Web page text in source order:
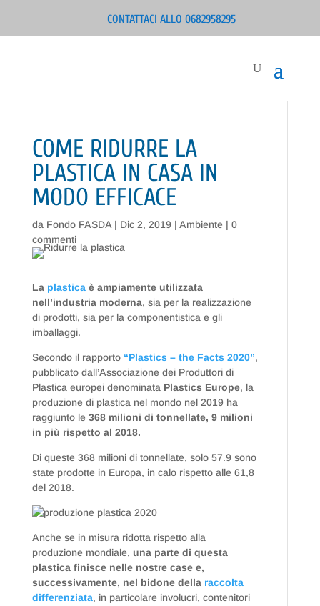
CONTATTACI ALLO 0682958295
COME RIDURRE LA
PLASTICA IN CASA IN
MODO EFFICACE
da Fondo FASDA| Dic 2, 2019 | Ambiente | 0
commenti
La plasticaè ampiamente utilizzata
nell’industria moderna, sia per la realizzazione
di prodotti, sia per la componentistica e gli
imballaggi.
Secondo il rapporto “Plastics – the Facts 2020”,
pubblicato dall’Associazione dei Produttori di
Plastica europei denominata Plastics Europe, la
produzione di plastica nel mondo nel 2019 ha
raggiunto le 368 milioni di tonnellate, 9 milioni
in più rispetto al 2018.
Di queste 368 milioni di tonnellate, solo 57.9 sono
state prodotte in Europa, in calo rispetto alle 61,8
del 2018.
Anche se in misura ridotta rispetto alla
produzione mondiale, una parte di questa
plastica finisce nelle nostre case e,
successivamente, nel bidone della raccolta
differenziata, in particolare involucri, contenitori